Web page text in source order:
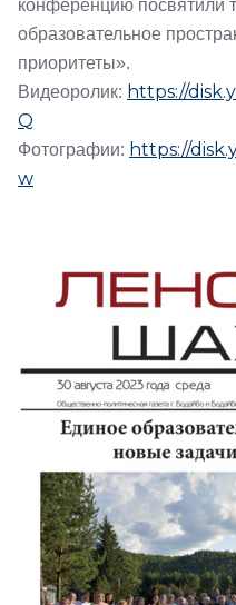
конференцию посвятили
образовательное
приоритеты».
Видеоролик: https://
Q
Фотографии: https://
w